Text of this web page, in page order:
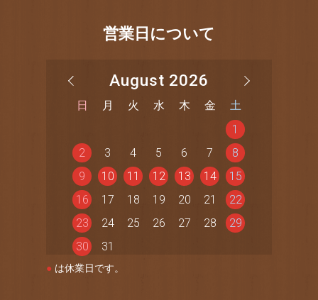
営業日について
August 2026
日 月 火 水 木 金
土
1
2
3 4 5 6 7
8
9
10 11 12 13 14
15
16
17 18 19 20 21
22
23
24 25 26 27 28
29
30
31
● は休業日です。